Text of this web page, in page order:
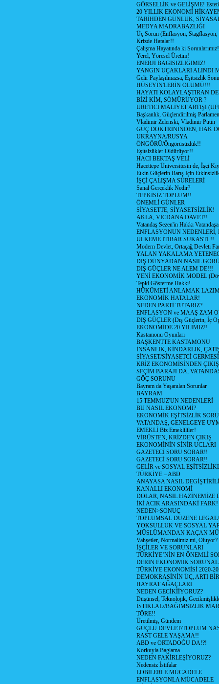
GÖRSELLİK ve GELİŞME!
20 YILLIK EKONOMİ
TARİHDEN GÜNLÜK,
MEDYA MADRABAZLIĞI
Üç Sorun (Enflasyon, Stagflasyon,
Krizde Hatalar!!
Çalışma Hayatında ki
Yerel, Yöresel Üretim!
ENERJİ BAGISIZLIĞIMIZ!
YANGIN UÇAKLARI ALINDI
Gelir Paylaşılmazsa, Eşitsizlik
HÜSEYİN'LERİN ÖLÜMÜ!!!
HAYATI KOLAYLAŞTIRAN
BİZİ KİM, SÖMÜRÜYOR ?
ÜRETİCİ MALİYET ARTIŞI
Başkanlık, Güçlendirilmiş
Vladimir Zelenski, Vladimir Putin
GÜÇ DOKTRİNİNDEN, HAK
UKRAYNA/RUSYA
ÖNGÖRÜ/Öngörüsüzlük!!
Eşitsizlikler Öldürüyor!!
HACI BEKTAŞ VELİ
Hacettepe Üniversitesin de, İşçi
Etkin Güçlerin Barış İçin
İŞÇİ ÇALIŞMA SÜRELERİ
Sanal Gerçeklik Nedir?
TEPKİSİZ TOPLUM!!
ÖNEMLİ GÜNLER
SİYASETTE, SİYASETSİZLİK!
AKLA, VİCDANA DAVET!!
Vatandaş Sezen'in Hakkı
ENFLASYONUN NEDENLERİ,
ÜLKEME İTİBAR SUKASTİ !!
Modern Devlet, Ortaçağ Devleti
YALAN YAKALAMA
DIŞ DÜNYADAN NASIL
DIŞ GÜÇLER NE ALEM DE!!!
YENİ EKONOMİK MODEL
Tepki Gösterme Hakkı!
HÜKÜMETİ ANLAMAK
EKONOMİK HATALAR!
NEDEN PARTİ TUTARIZ?
ENFLASYON ve MAAŞ ZAM
DIŞ GÜÇLER (Dış Güçlerin, İç
EKONOMİDE 20 YILIMIZ!!
Kastamonu Oyunları
BAŞKENTTE KASTAMONU
İNSANLIK, KİNDARLIK,
SİYASET/SİYASETCİ
KRİZ EKONOMİSİNDEN ÇIKIŞ
SEÇİM BARAJI DA,
GÖÇ SORUNU
Bayram da Yaşanılan Sorunlar
BAYRAM
15 TEMMUZ'UN NEDENLERİ
BU NASIL EKONOMİ?
EKONOMİK EŞİTSİZLİK
VATANDAŞ, GENELGEYE
EMEKLİ Biz Emeklililer!
VİRÜSTEN, KRİZDEN ÇIKIŞ
EKONOMİNİN SİNİR UCLARI
GAZETECİ SORU SORAR!!
GAZETECİ SORU SORAR!!
GELİR ve SOSYAL
TÜRKİYE – ABD
ANAYASA NASIL
KANALLI EKONOMİ
DOLAR, NASIL HAZİNEMİZE
İKİ ACIK ARASINDAKİ FARK!
NEDEN>SONUÇ
TOPLUMSAL DÜZENE
YOKSULLUK VE SOSYAL
MÜSLÜMANDAN KAÇAN
Vahşetler, Normalimiz mi, Oluyor?
İŞÇİLER VE SORUNLARI
TÜRKİYE’NİN EN ÖNEMLİ
DERİN EKONOMİK
TÜRKİYE EKONOMİSİ 2020-
DEMOKRASİNİN ÜÇ, ARTI
HAYRAT AĞAÇLARI
NEDEN GECİKİİYORUZ?
Düşünsel, Teknolojik,
İSTİKLAL//BAĞIMSIZLIK
TÖRE!!
Üretilmiş, Gündem
GÜÇLÜ DEVLET/TOPLUM
RAST GELE YAŞAMA!!
ABD ve ORTADOĞU DA!?!
Korkuyla Baglama
NEDEN FAKİRLEŞİYORUZ?
Nedensiz İstifalar
LOBİLERLE MÜCADELE
ENFLASYONLA MÜCADELE